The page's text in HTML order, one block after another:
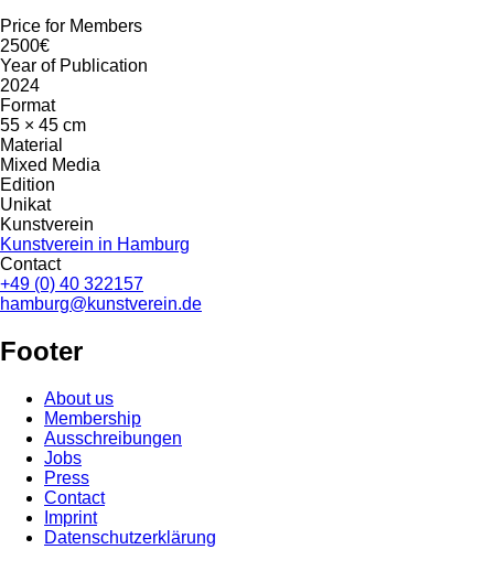
Price for Members
2500€
Year of Publication
2024
Format
55 × 45 cm
Material
Mixed Media
Edition
Unikat
Kunstverein
Kunstverein in Hamburg
Contact
+49 (0) 40 322157
hamburg@kunstverein.de
Footer
About us
Membership
Ausschreibungen
Jobs
Press
Contact
Imprint
Datenschutzerklärung